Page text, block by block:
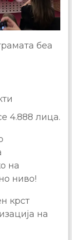
беа
4.888 лица.
на
ниво!
крст
на